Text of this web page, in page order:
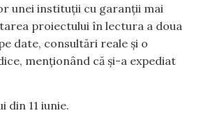
unei instituții cu garanții mai
proiectului în lectura a doua
date, consultări reale și o
menționând că și-a expediat
din 11 iunie.